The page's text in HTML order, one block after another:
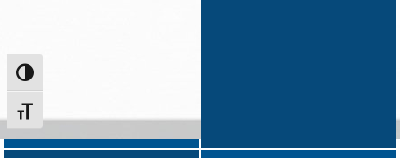
Alternar alto contraste
Alternar tamanho da fonte